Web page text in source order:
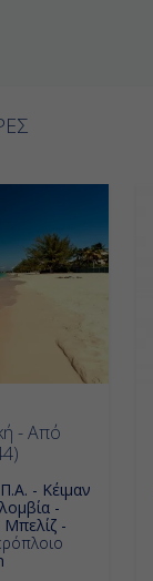
- Από
- Κέιμαν
-
-